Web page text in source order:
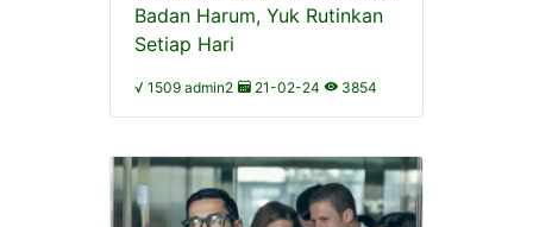
Badan Harum, Yuk Rutinkan
Setiap Hari
√ 1509 admin2 21-02-24 3854